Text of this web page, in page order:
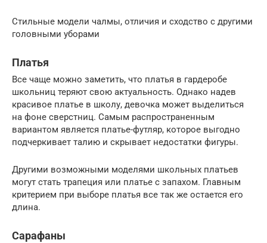
Стильные модели чалмы, отличия и сходство с другими
головными уборами
Платья
Все чаще можно заметить, что платья в гардеробе
школьниц теряют свою актуальность. Однако надев
красивое платье в школу, девочка может выделиться
на фоне сверстниц. Самым распространенным
вариантом является платье-футляр, которое выгодно
подчеркивает талию и скрывает недостатки фигуры.
Другими возможными моделями школьных платьев
могут стать трапеция или платье с запахом. Главным
критерием при выборе платья все так же остается его
длина.
Сарафаны